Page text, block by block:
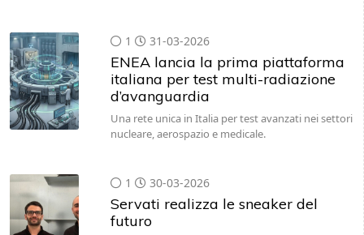
1 31-03-2026
ENEA lancia la prima piattaforma
italiana per test multi-radiazione
d’avanguardia
Una rete unica in Italia per test avanzati nei settori
nucleare, aerospazio e medicale.
1 30-03-2026
Servati realizza le sneaker del
futuro